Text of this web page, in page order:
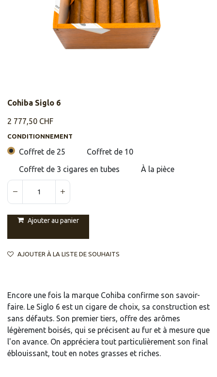
Cohiba Siglo 6
2 777,50 CHF
CONDITIONNEMENT
Coffret de 25
Coffret de 10
Coffret de 3 cigares en tubes
À la pièce
Ajouter au panier
AJOUTER À LA LISTE DE SOUHAITS
Encore une fois la marque Cohiba confirme son savoir-
faire. Le Siglo 6 est un cigare de choix, sa construction est
sans défauts. Son premier tiers, offre des arômes
légèrement boisés, qui se précisent au fur et à mesure que
l'on avance. On appréciera tout particulièrement son final
éblouissant, tout en notes grasses et riches.